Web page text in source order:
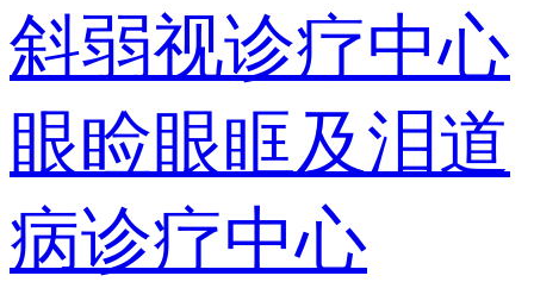
斜弱视诊疗中心
眼睑眼眶及泪道
病诊疗中心